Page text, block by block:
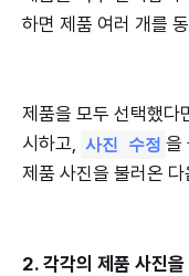
하면 제품 여러 개를
제품을 모두 선택했다
시하고, 사진 수정 을
제품 사진을 불러온 다
2. 각각의 제품 사진을